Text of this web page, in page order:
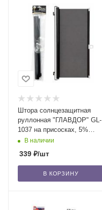
Штора солнцезащитная
руллонная "ГЛАВДОР" GL-
1037 на присосках, 5%
(68х130 см)/50
В наличии
339 ₽/шт
В КОРЗИНУ